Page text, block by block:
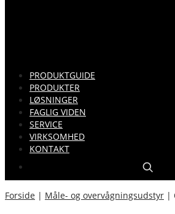
PRODUKTGUIDE
PRODUKTER
LØSNINGER
FAGLIG VIDEN
SERVICE
VIRKSOMHED
KONTAKT
Forside | Måle- og overvågningsudstyr |